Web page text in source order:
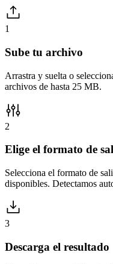
1
Sube tu archivo
Arrastra y suelta o
archivos de hasta 25 MB.
2
Elige el formato de
Selecciona el formato de
disponibles. Detectamos
3
Descarga el resultado